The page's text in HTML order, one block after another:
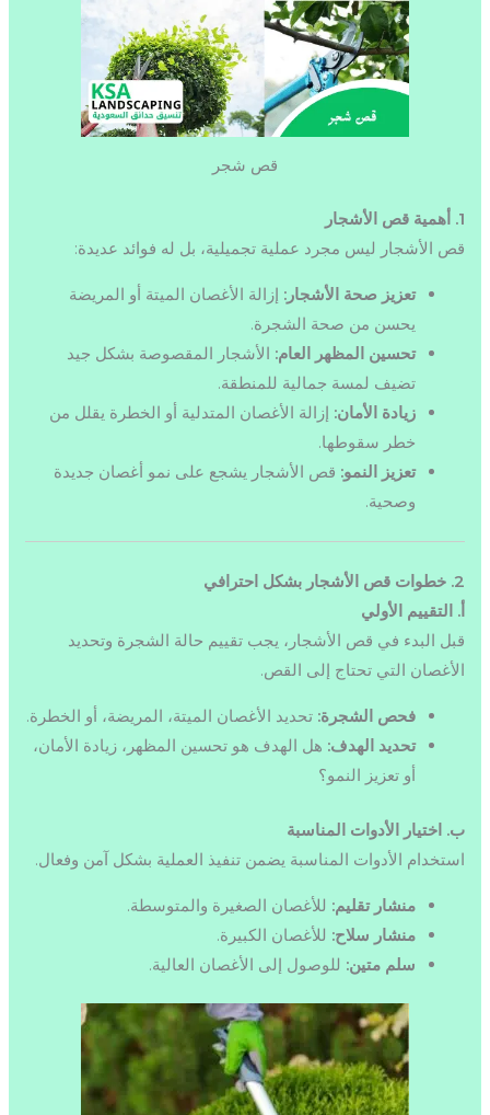
قص شجر
1. أهمية قص الأشجار
قص الأشجار ليس مجرد عملية تجميلية، بل له فوائد عديدة:
تعزيز صحة الأشجار: إزالة الأغصان الميتة أو المريضة
يحسن من صحة الشجرة.
تحسين المظهر العام: الأشجار المقصوصة بشكل جيد
تضيف لمسة جمالية للمنطقة.
زيادة الأمان: إزالة الأغصان المتدلية أو الخطرة يقلل من
خطر سقوطها.
تعزيز النمو: قص الأشجار يشجع على نمو أغصان جديدة
وصحية.
2. خطوات قص الأشجار بشكل احترافي
أ. التقييم الأولي
قبل البدء في قص الأشجار، يجب تقييم حالة الشجرة وتحديد
الأغصان التي تحتاج إلى القص.
فحص الشجرة: تحديد الأغصان الميتة، المريضة، أو الخطرة.
تحديد الهدف: هل الهدف هو تحسين المظهر، زيادة الأمان،
أو تعزيز النمو؟
ب. اختيار الأدوات المناسبة
استخدام الأدوات المناسبة يضمن تنفيذ العملية بشكل آمن وفعال.
منشار تقليم: للأغصان الصغيرة والمتوسطة.
منشار سلاح: للأغصان الكبيرة.
سلم متين: للوصول إلى الأغصان العالية.